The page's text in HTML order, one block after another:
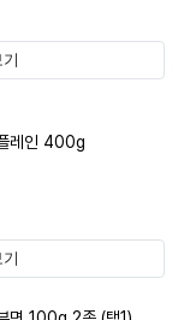
레인 400g